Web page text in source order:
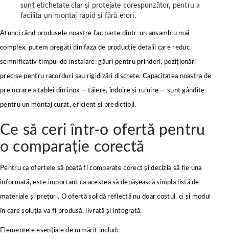
sunt etichetate clar și protejate corespunzător, pentru a
facilita un montaj rapid și fără erori.
Atunci când produsele noastre fac parte dintr-un ansamblu mai
complex, putem pregăti din faza de producție detalii care reduc
semnificativ timpul de instalare: găuri pentru prinderi, poziționări
precise pentru racorduri sau rigidizări discrete. Capacitatea noastra de
prelucrare a tablei din inox — tăiere, îndoire și ruluire — sunt gândite
pentru un montaj curat, eficient și predictibil.
Ce să ceri într-o ofertă pentru
o comparație corectă
Pentru ca ofertele să poată fi comparate corect și decizia să fie una
informată, este important ca acestea să depășească simpla listă de
materiale și prețuri. O ofertă solidă reflectă nu doar costul, ci și modul
în care soluția va fi produsă, livrată și integrată.
Elementele esențiale de urmărit includ: